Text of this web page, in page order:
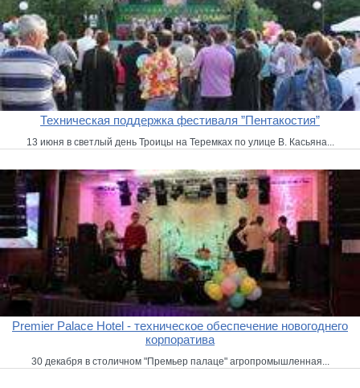
Техническая поддержка фестиваля ”Пентакостия”
13 июня в светлый день Троицы на Теремках по улице В. Касьяна...
Premier Palace Hotel - техническое обеспечение новогоднего
корпоратива
30 декабря в столичном "Премьер палаце" агропромышленная...